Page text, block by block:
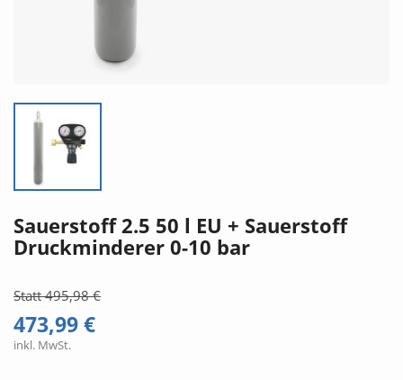
Sauerstoff 2.5 50 l EU + Sauerstoff
Druckminderer 0-10 bar
Statt 495,98 €
473,99 €
inkl. MwSt.